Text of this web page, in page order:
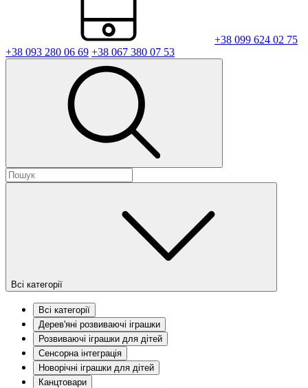
+38 099 624 02 75
+38 093 280 06 69 +38 067 380 07 53
Всі категорії
Всі категорії
Дерев'яні розвиваючі іграшки
Розвиваючі іграшки для дітей
Сенсорна інтеграція
Новорічні іграшки для дітей
Канцтовари